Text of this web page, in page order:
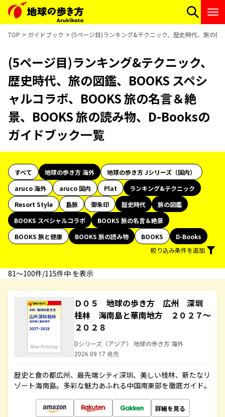
TOP ガイドブック (5ページ目)ランキング&テクニック、歴史時代、旅の
(5ページ目)ランキング&テクニック、
歴史時代、旅の図鑑、BOOKS スペシ
ャルコラボ、BOOKS 旅の名言＆絶
景、BOOKS 旅の読み物、D-Booksの
ガイドブック一覧
すべて 地球の歩き方 海外
地球の歩き方 Jシリーズ（国内）
aruco 海外
aruco 国内 Plat
ランキング&テクニック
Resort Style
島旅 御朱印 歴史時代
旅の図鑑
BOOKS スペシャルコラボ
BOOKS 旅の名言＆絶景
BOOKS 旅と健康
BOOKS 旅の読み物 BOOKS
D-Books
絞り込み条件を追加
81〜100件/115件中 を表示
Ｄ０５ 地球の歩き方 広州 深圳
桂林 海南島と華南地方 ２０２７～
２０２８
Dシリーズ（アジア） 地球の歩き方 海外
2026.09.17 発売
歴史と食の都広州、最先端シティ深圳、美しい桂林、新たなリ
ゾート海南島。多彩な魅力あふれる中国南東部を徹底ガイド。
詳細を見る